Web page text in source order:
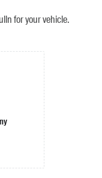
for your vehicle.